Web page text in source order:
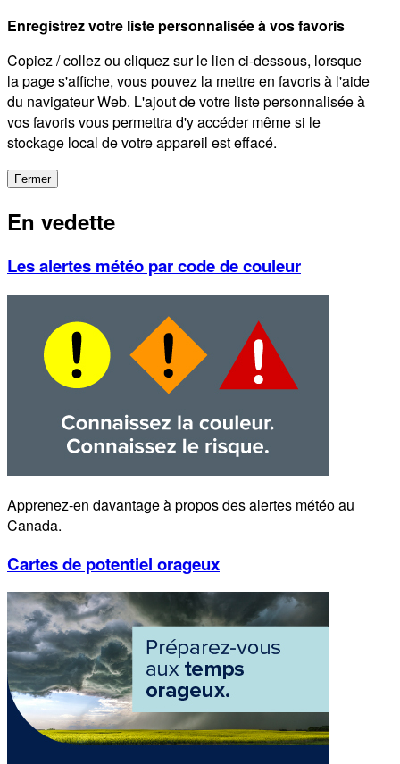
Enregistrez votre liste personnalisée à vos favoris
Copiez / collez ou cliquez sur le lien ci-dessous, lorsque
la page s'affiche, vous pouvez la mettre en favoris à l'aide
du navigateur Web. L'ajout de votre liste personnalisée à
vos favoris vous permettra d'y accéder même si le
stockage local de votre appareil est effacé.
Fermer
En vedette
Les alertes météo par code de couleur
Apprenez-en davantage à propos des alertes météo au
Canada.
Cartes de potentiel orageux